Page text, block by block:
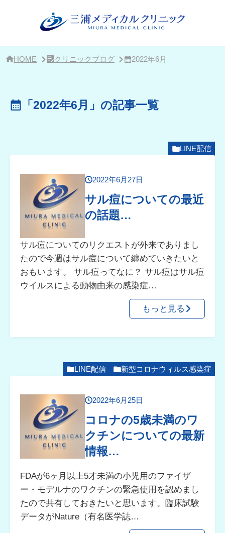
HOME クリニックブログ 2022年6月
「2022年6月」の記事一覧
LINE配信
2022年6月27日
サル痘についての最近
の話題…
サル痘についてのリクエストが外来でありまし
たので今週はサル痘について纏めていきたいと
おもいます。 サル痘ってなに？ サル痘はサル痘
ウイルスによる動物由来の感染症…
もっと見る
LINE配信 新型コロナウィルス感染症
2022年6月25日
コロナの5歳未満のワ
クチンについての最新
情報…
FDAが6ヶ月以上5才未満の小児用のファイザ
ー・モデルナのワクチンの緊急使用を認めまし
たので共有しておきたいと思います。臨床試験
データがNature（有名医学誌…